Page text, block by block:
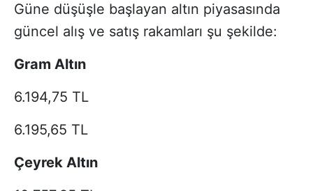
Güne düşüşle başlayan altın piyasasında
güncel alış ve satış rakamları şu şekilde:
Gram Altın
6.194,75 TL
6.195,65 TL
Çeyrek Altın